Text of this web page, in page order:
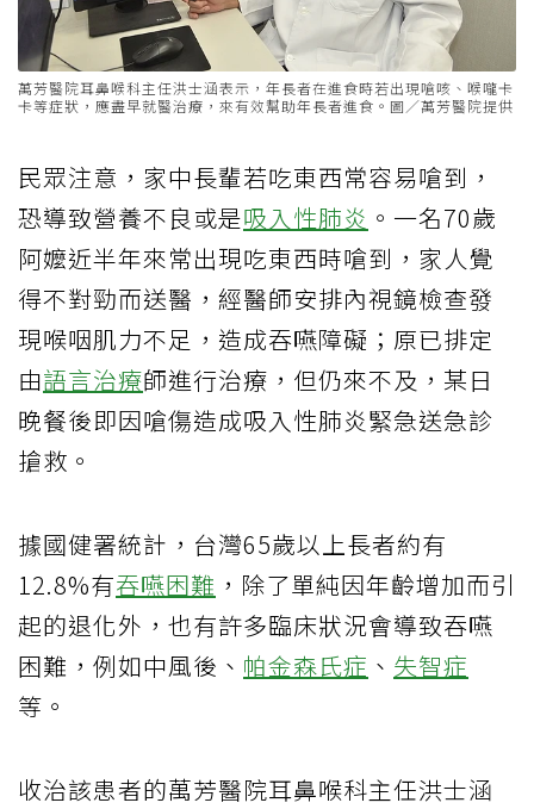
萬芳醫院耳鼻喉科主任洪士涵表示，年長者在進食時若出現嗆咳、喉嚨卡
卡等症狀，應盡早就醫治療，來有效幫助年長者進食。圖／萬芳醫院提供
民眾注意，家中長輩若吃東西常容易嗆到，
恐導致營養不良或是吸入性肺炎 。一名70歲
阿嬤近半年來常出現吃東西時嗆到，家人覺
得不對勁而送醫，經醫師安排內視鏡檢查發
現喉咽肌力不足，造成吞嚥障礙；原已排定
由語言治療師進行治療，但仍來不及，某日
晚餐後即因嗆傷造成吸入性肺炎緊急送急診
搶救。
據國健署統計，台灣65歲以上長者約有
12.8%有吞嚥困難 ，除了單純因年齡增加而引
起的退化外，也有許多臨床狀況會導致吞嚥
困難，例如中風後、 帕金森氏症 、 失智症
等。
收治該患者的萬芳醫院耳鼻喉科主任洪士涵